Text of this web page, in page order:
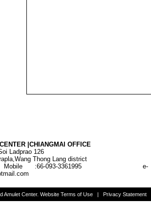
|CHIANGMAI OFFICE
Ladprao 126
Thong Lang district
Mobile :66-093-3361995
e-
Amulet Center. Website Terms of Use | Privacy Statement